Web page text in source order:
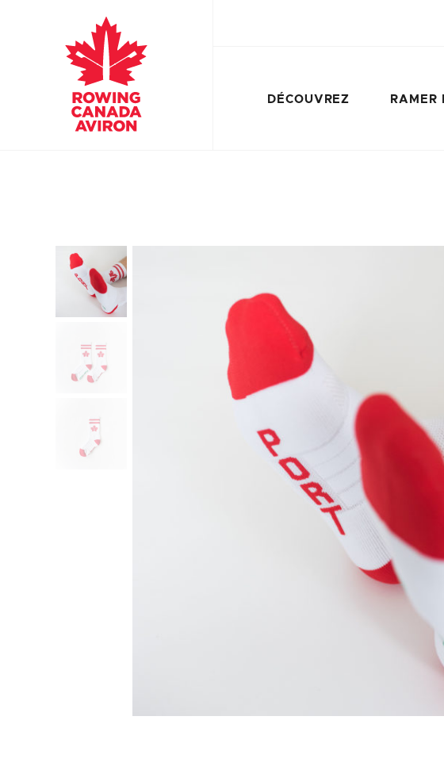
DÉCOUVREZ RAMER